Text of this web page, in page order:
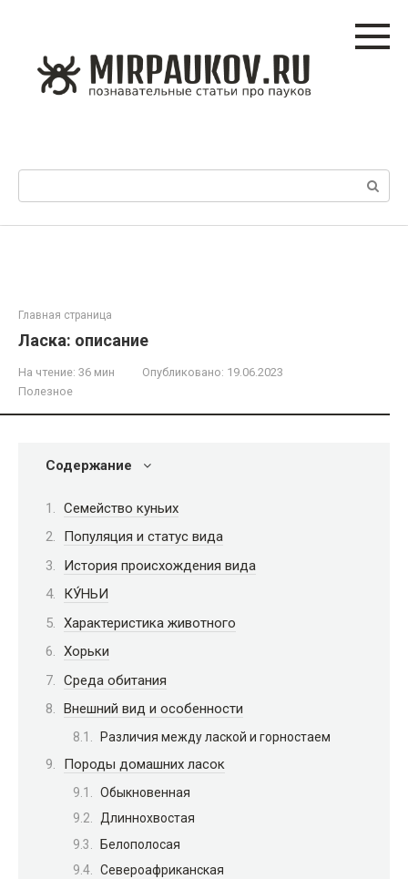
Главная страница
Ласка: описание
На чтение: 36 мин Опубликовано: 19.06.2023
Полезное
Содержание
Семейство куньих
Популяция и статус вида
История происхождения вида
КУ́НЬИ
Характеристика животного
Хорьки
Среда обитания
Внешний вид и особенности
Различия между лаской и горностаем
Породы домашних ласок
Обыкновенная
Длиннохвостая
Белополосая
Североафриканская